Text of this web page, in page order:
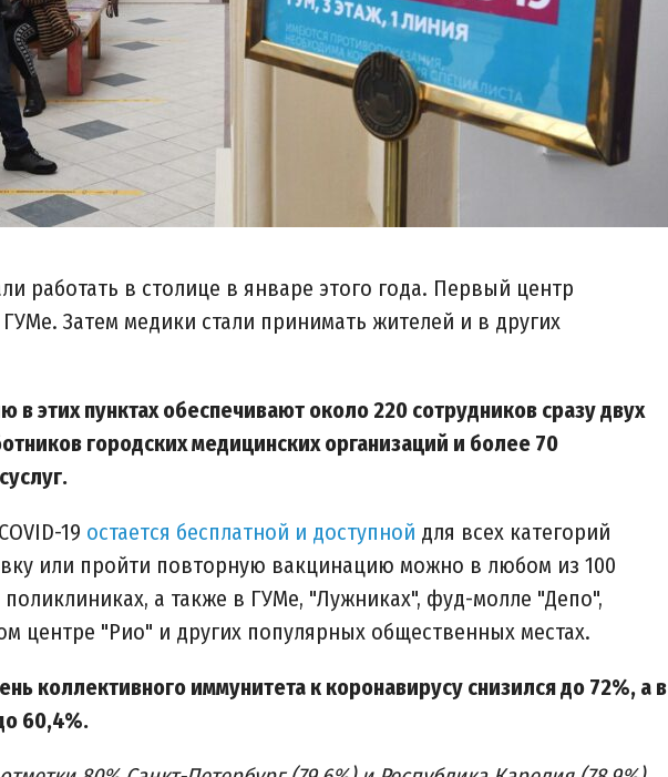
работать в столице в январе этого года. Первый центр
Затем медики стали принимать жителей и в других
этих пунктах обеспечивают около 220 сотрудников сразу двух
городских медицинских организаций и более 70
19 остается бесплатной и доступной для всех категорий
или пройти повторную вакцинацию можно в любом из 100
а также в ГУМе, "Лужниках", фуд-молле "Депо",
центре "Рио" и других популярных общественных местах.
коллективного иммунитета к коронавирусу снизился до 72%, а в
60,4%.